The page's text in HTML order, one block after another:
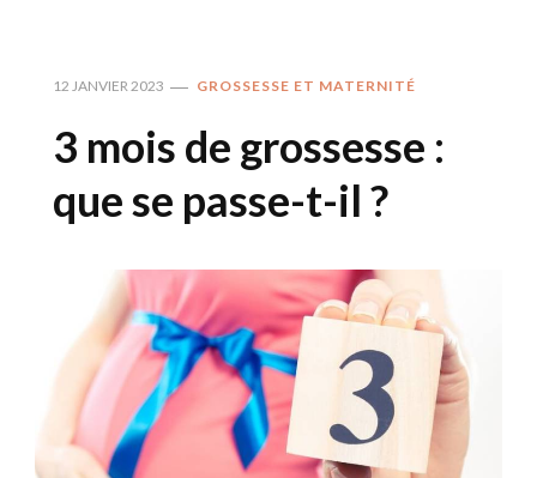
12 JANVIER 2023 GROSSESSE ET MATERNITÉ
3 mois de grossesse :
que se passe-t-il ?